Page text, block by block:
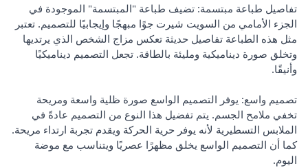
تفاصيل طباعة مبتسمة: تضيف طباعة "المبتسمة" الموجودة في
الجزء الأمامي من السويت شيرت جوًا مبهجًا وإيجابيًا للتصميم. تعتبر
مثل هذه الطباعة تفاصيل حديثة تعكس مزاج الشخص الذي يرتديها
وتخلق صورة ديناميكية ومليئة بالطاقة. تجعل التصميم ديناميكيًا
وأنيقًا.
تصميم واسع: يوفر التصميم الواسع صورة ظلية واسعة ومريحة
تخفي ملامح الجسم. يتم تفضيل هذا النوع من التصميم عادةً في
الملابس التسطيرية لأنه يوفر حرية الحركة ويقدم تجربة ارتداء مريحة.
كما أن التصميم الواسع يخلق مظهرًا عصريًا ويتناسب مع موضة
اليوم.